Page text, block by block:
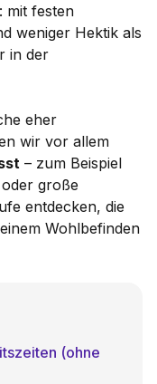
mit festen
weniger Hektik als
in der
eher
wir vor allem
– zum Beispiel
große
entdecken, die
Wohlbefinden
(ohne